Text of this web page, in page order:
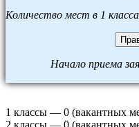
Количество мест в 1
Начало приема
1 классы — 0 (вакантных
2 классы — 0 (вакантных